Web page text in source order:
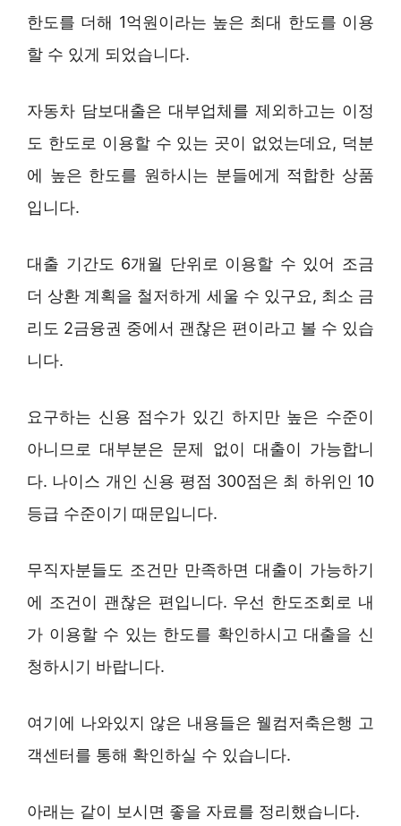
한도를 더해 1억원이라는 높은 최대 한도를 이용
할 수 있게 되었습니다.
자동차 담보대출은 대부업체를 제외하고는 이정
도 한도로 이용할 수 있는 곳이 없었는데요, 덕분
에 높은 한도를 원하시는 분들에게 적합한 상품
입니다.
대출 기간도 6개월 단위로 이용할 수 있어 조금
더 상환 계획을 철저하게 세울 수 있구요, 최소 금
리도 2금융권 중에서 괜찮은 편이라고 볼 수 있습
니다.
요구하는 신용 점수가 있긴 하지만 높은 수준이
아니므로 대부분은 문제 없이 대출이 가능합니
다. 나이스 개인 신용 평점 300점은 최 하위인 10
등급 수준이기 때문입니다.
무직자분들도 조건만 만족하면 대출이 가능하기
에 조건이 괜찮은 편입니다. 우선 한도조회로 내
가 이용할 수 있는 한도를 확인하시고 대출을 신
청하시기 바랍니다.
여기에 나와있지 않은 내용들은 웰컴저축은행 고
객센터를 통해 확인하실 수 있습니다.
아래는 같이 보시면 좋을 자료를 정리했습니다.